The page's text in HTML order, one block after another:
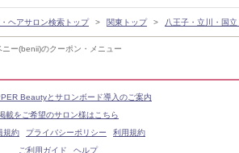
ニー(benii)のクーポン・メニュー
ヘアサロン検索トップ 関東トップ 八王子・立川・国
Beautyとサロンボード導入のご案内
載をご希望のサロン様はこちら
規約
プライバシーポリシー
利用規約
ご利用ガイド
ヘルプ